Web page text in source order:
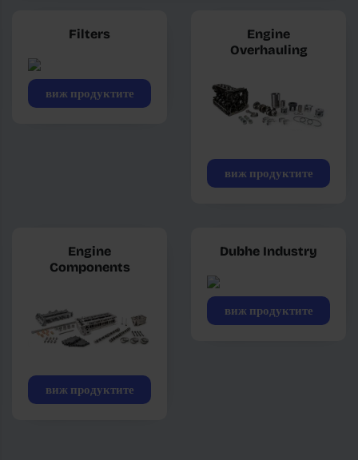
Filters
виж продуктите
Engine
Overhauling
виж продуктите
Engine
Components
виж продуктите
Dubhe Industry
виж продуктите